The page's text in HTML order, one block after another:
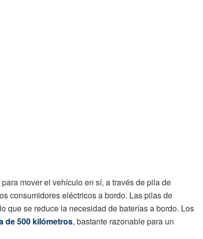
mover el vehículo en sí, a través de pila de
consumidores eléctricos a bordo. Las pilas de
que se reduce la necesidad de baterías a bordo. Los
de 500 kilómetros, bastante razonable para un